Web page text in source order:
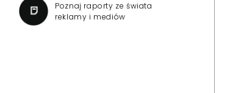
Poznaj raporty ze świata
reklamy i mediów